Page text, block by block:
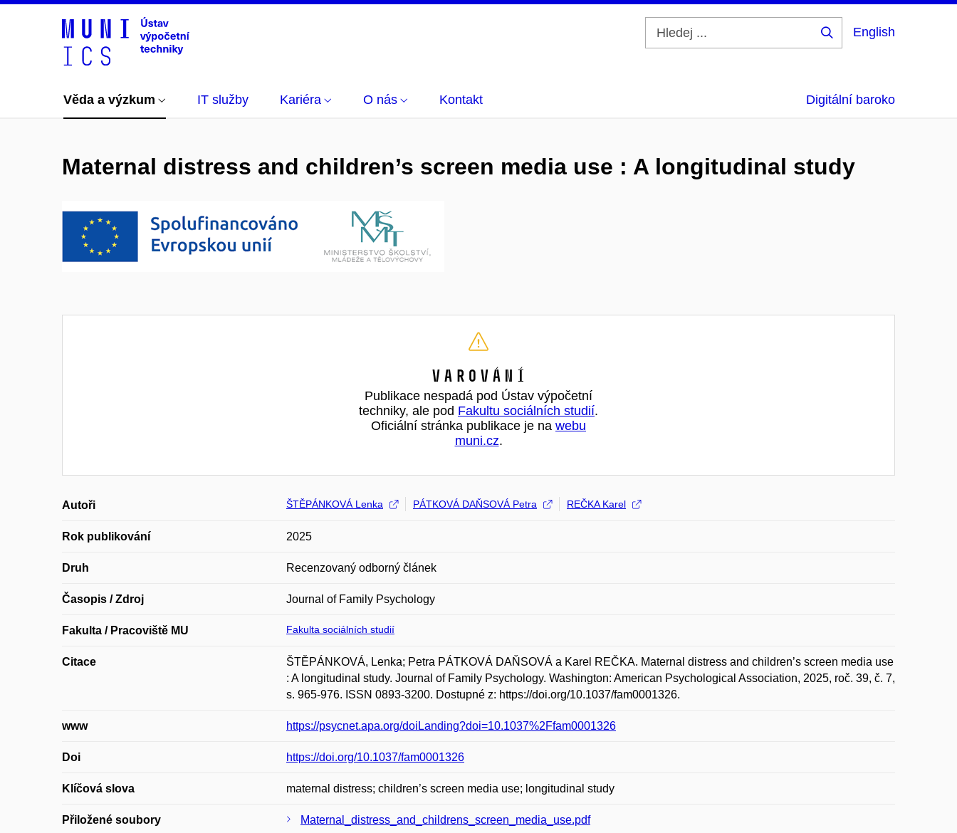
English
Věda a výzkum IT služby Kariéra O nás Kontakt Digitální baroko
Maternal distress and children’s screen media use : A longitudinal study
Varování
Publikace nespadá pod Ústav výpočetní
techniky, ale pod Fakultu sociálních studií.
Oficiální stránka publikace je na webu
muni.cz.
Autoři ŠTĚPÁNKOVÁ Lenka PÁTKOVÁ DAŇSOVÁ Petra REČKA Karel
Rok publikování 2025
Druh Recenzovaný odborný článek
Časopis / Zdroj Journal of Family Psychology
Fakulta / Pracoviště MU Fakulta sociálních studií
Citace
ŠTĚPÁNKOVÁ, Lenka; Petra PÁTKOVÁ DAŇSOVÁ a Karel REČKA. Maternal distress and children’s screen media use
: A longitudinal study. Journal of Family Psychology. Washington: American Psychological Association, 2025, roč. 39, č. 7,
s. 965-976. ISSN 0893-3200. Dostupné z: https://doi.org/10.1037/fam0001326.
www https://psycnet.apa.org/doiLanding?doi=10.1037%2Ffam0001326
Doi https://doi.org/10.1037/fam0001326
Klíčová slova maternal distress; children’s screen media use; longitudinal study
Přiložené soubory
Maternal_distress_and_childrens_screen_media_use.pdf